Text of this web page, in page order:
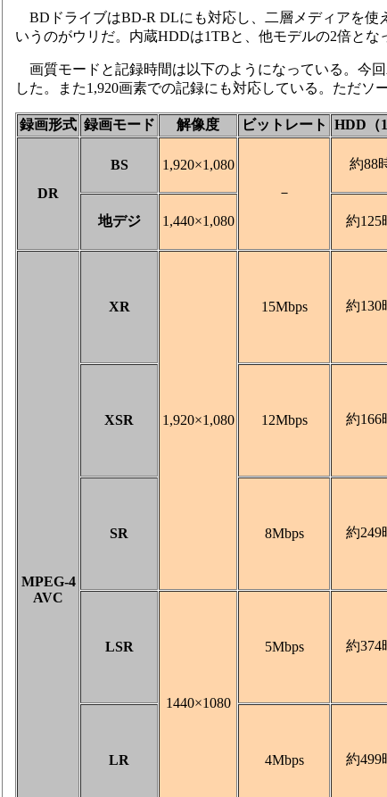
BDドライブはBD-R DLにも対応し、二層メディアを使
いうのがウリだ。内蔵HDDは1TBと、他モデルの2倍とな
画質モードと記録時間は以下のようになっている。今
した。また1,920画素での記録にも対応している。ただソ
録画形式 録画モード 解像度 ビットレート HDD（
DR
BS
1,920×1,080
－
約88
地デジ 1,440×1,080 約125
MPEG-4
AVC
XR
1,920×1,080
15Mbps 約130
XSR 12Mbps 約166
SR 8Mbps 約249
LSR
1440×1080
5Mbps 約374
LR 4Mbps 約499